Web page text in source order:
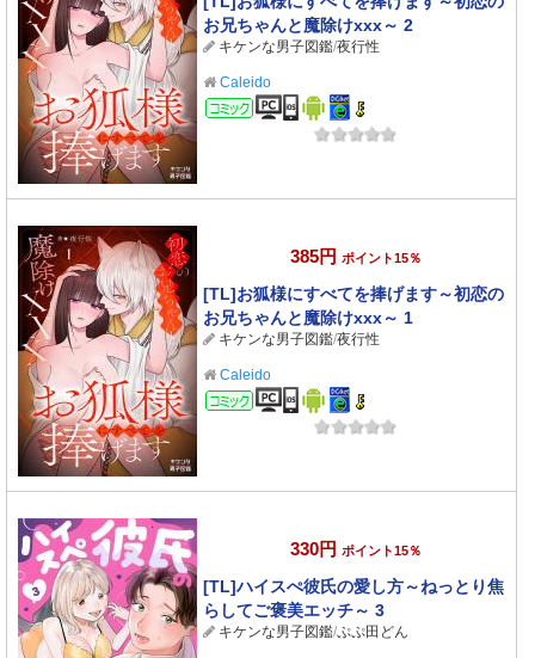
お兄ちゃんと魔除けxxx～ 2
キケンな男子図鑑/夜行性
Caleido
コミック
385円 ポイント15％
[TL]お狐様にすべてを捧げます～初恋の
お兄ちゃんと魔除けxxx～ 1
キケンな男子図鑑/夜行性
Caleido
コミック
330円 ポイント15％
[TL]ハイスぺ彼氏の愛し方～ねっとり焦
らしてご褒美エッチ～ 3
キケンな男子図鑑/ぷぷ田どん